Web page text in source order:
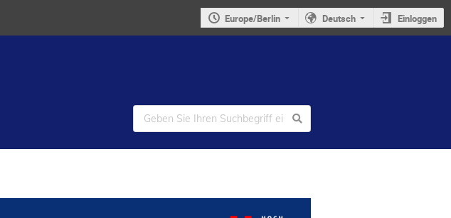
Europe/Berlin Deutsch Einloggen